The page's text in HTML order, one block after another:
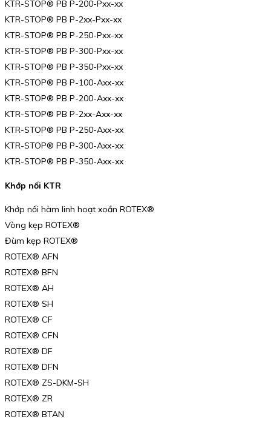
KTR-STOP® PB P-200-Pxx-xx
KTR-STOP® PB P-2xx-Pxx-xx
KTR-STOP® PB P-250-Pxx-xx
KTR-STOP® PB P-300-Pxx-xx
KTR-STOP® PB P-350-Pxx-xx
KTR-STOP® PB P-100-Axx-xx
KTR-STOP® PB P-200-Axx-xx
KTR-STOP® PB P-2xx-Axx-xx
KTR-STOP® PB P-250-Axx-xx
KTR-STOP® PB P-300-Axx-xx
KTR-STOP® PB P-350-Axx-xx
Khớp nối KTR
Khớp nối hàm linh hoạt xoắn ROTEX®
Vòng kẹp ROTEX®
Đùm kẹp ROTEX®
ROTEX® AFN
ROTEX® BFN
ROTEX® AH
ROTEX® SH
ROTEX® CF
ROTEX® CFN
ROTEX® DF
ROTEX® DFN
ROTEX® ZS-DKM-SH
ROTEX® ZR
ROTEX® BTAN